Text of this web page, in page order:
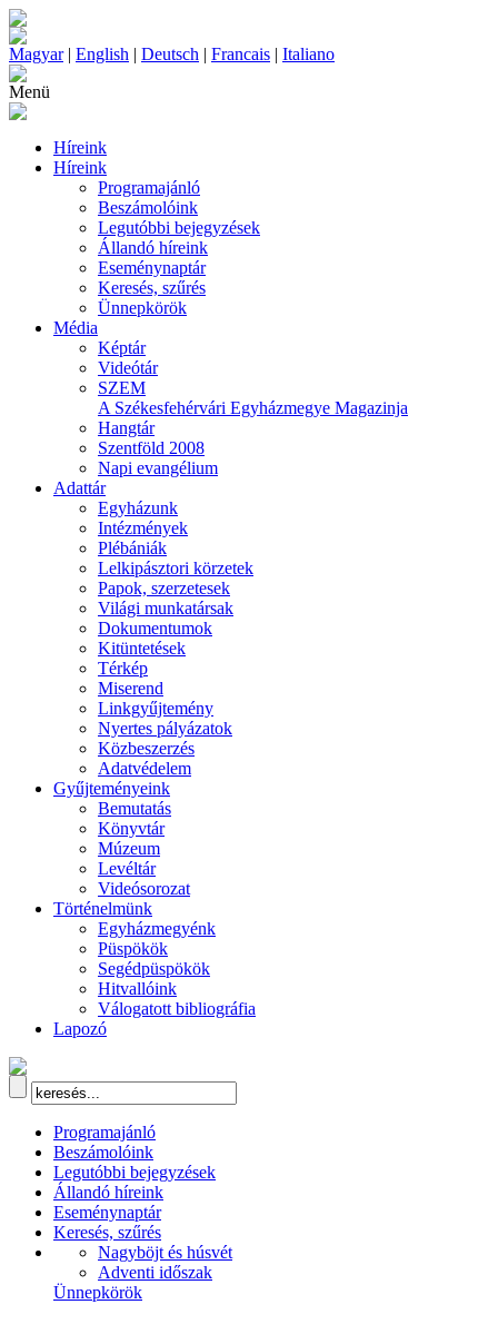
Magyar| English | Deutsch | Francais | Italiano
Menü
Híreink
Híreink
Programajánló
Beszámolóink
Legutóbbi bejegyzések
Állandó híreink
Eseménynaptár
Keresés, szűrés
Ünnepkörök
Média
Képtár
Videótár
SZEM
A Székesfehérvári Egyházmegye Magazinja
Hangtár
Szentföld 2008
Napi evangélium
Adattár
Egyházunk
Intézmények
Plébániák
Lelkipásztori körzetek
Papok, szerzetesek
Világi munkatársak
Dokumentumok
Kitüntetések
Térkép
Miserend
Linkgyűjtemény
Nyertes pályázatok
Közbeszerzés
Adatvédelem
Gyűjteményeink
Bemutatás
Könyvtár
Múzeum
Levéltár
Videósorozat
Történelmünk
Egyházmegyénk
Püspökök
Segédpüspökök
Hitvallóink
Válogatott bibliográfia
Lapozó
Programajánló
Beszámolóink
Legutóbbi bejegyzések
Állandó híreink
Eseménynaptár
Keresés, szűrés
Nagyböjt és húsvét
Adventi időszak
Ünnepkörök